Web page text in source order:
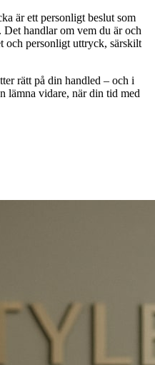
är ett personligt beslut som
handlar om vem du är och
personligt uttryck, särskilt
rätt på din handled – och i
lämna vidare, när din tid med